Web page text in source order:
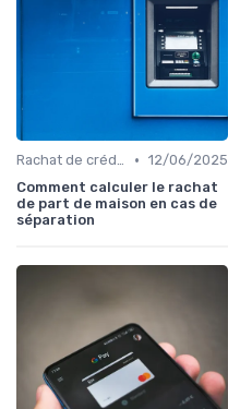
Rachat de crédit immobilier • 12/06/2025
Comment calculer le rachat
de part de maison en cas de
séparation